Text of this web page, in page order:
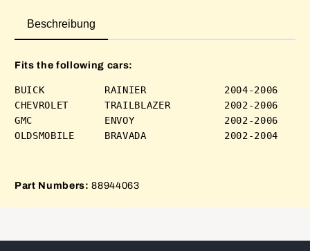
Beschreibung
Fits the following cars:
BUICK          RAINIER             2004-2006
CHEVROLET      TRAILBLAZER         2002-2006
GMC            ENVOY               2002-2006
Part Numbers:88944063